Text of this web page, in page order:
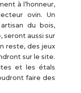
à l’honneur,
ovin. Un
du bois,
seront aussi sur
reste, des jeux
sur le site.
et les étals
faire des